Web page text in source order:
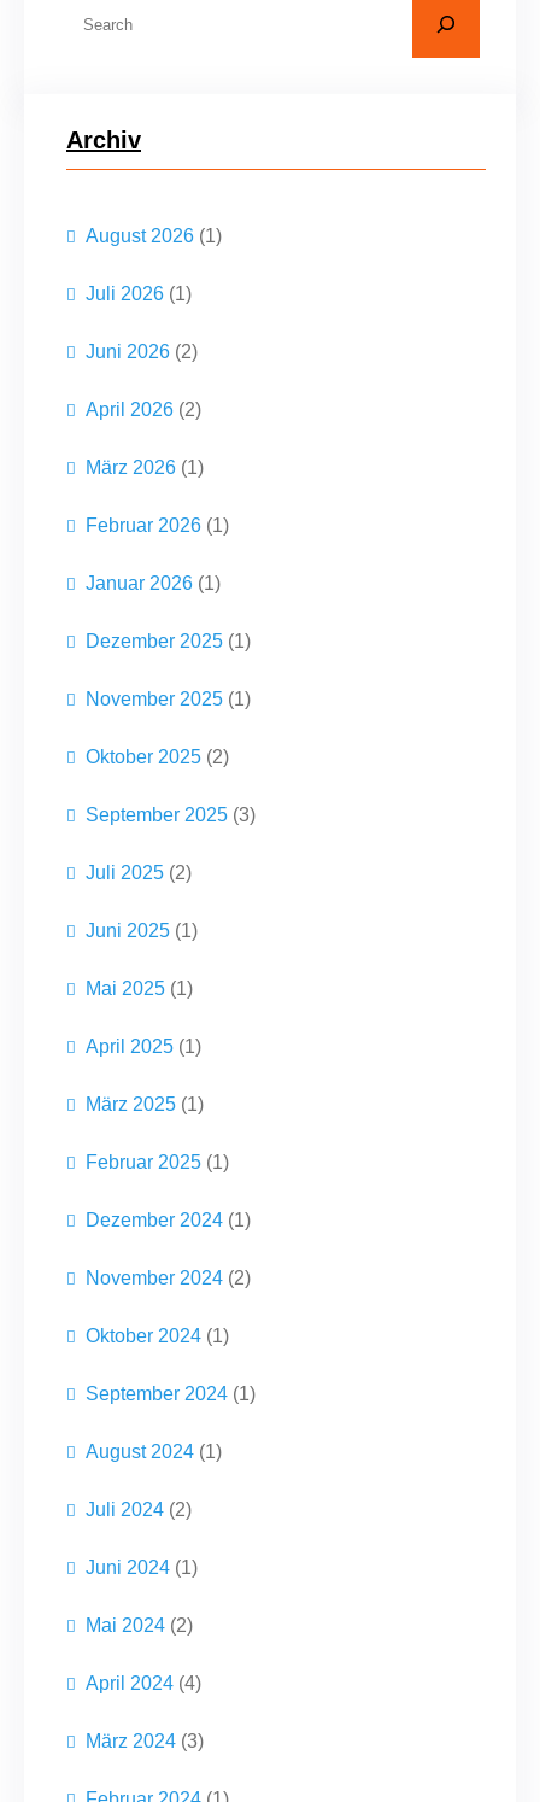
eArchiv
August 2026 (1)
Juli 2026 (1)
Juni 2026 (2)
April 2026 (2)
März 2026 (1)
Februar 2026 (1)
Januar 2026 (1)
Dezember 2025 (1)
November 2025 (1)
Oktober 2025 (2)
September 2025 (3)
Juli 2025 (2)
Juni 2025 (1)
Mai 2025 (1)
April 2025 (1)
März 2025 (1)
Februar 2025 (1)
Dezember 2024 (1)
November 2024 (2)
Oktober 2024 (1)
September 2024 (1)
August 2024 (1)
Juli 2024 (2)
Juni 2024 (1)
Mai 2024 (2)
April 2024 (4)
März 2024 (3)